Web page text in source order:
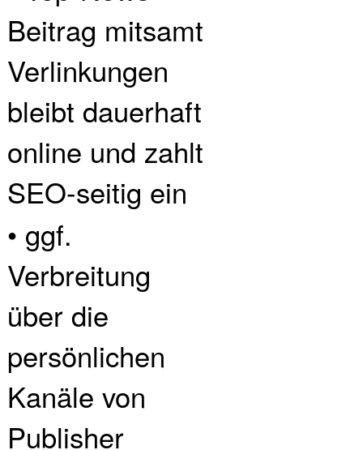
Beitrag mitsamt
Verlinkungen
bleibt dauerhaft
online und zahlt
SEO-seitig ein
• ggf.
Verbreitung
über die
persönlichen
Kanäle von
Publisher